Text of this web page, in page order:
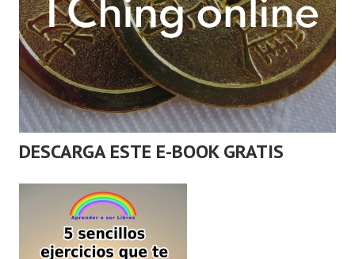
DESCARGA ESTE E-BOOK GRATIS